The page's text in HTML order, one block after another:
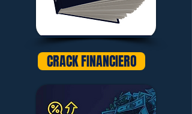
CRACK FINANCIERO